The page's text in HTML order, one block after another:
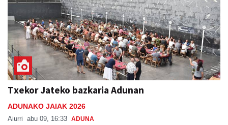
Txekor Jateko bazkaria Adunan
ADUNAKO JAIAK 2026
Aiurri abu 09, 16:33 ADUNA